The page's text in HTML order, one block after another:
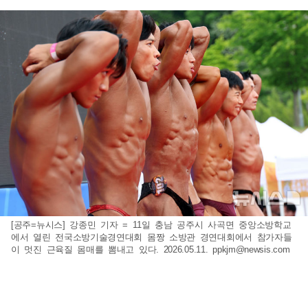
[공주=뉴시스] 강종민 기자 = 11일 충남 공주시 사곡면 중앙소방학교
에서 열린 전국소방기술경연대회 몸짱 소방관 경연대회에서 참가자들
이 멋진 근육질 몸매를 뽐내고 있다. 2026.05.11.ppkjm@newsis.com